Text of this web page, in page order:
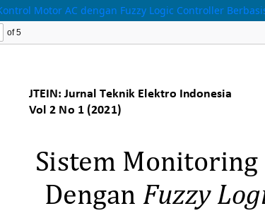
Motor AC dengan Fuzzy Logic Controller